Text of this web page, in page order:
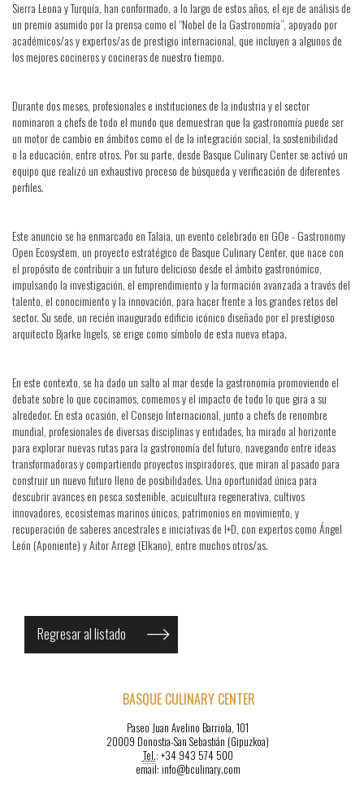
Sierra Leona y Turquía, han conformado, a lo largo de estos años, el eje de análisis de
un premio asumido por la prensa como el “Nobel de la Gastronomía”, apoyado por
académicos/as y expertos/as de prestigio internacional, que incluyen a algunos de
los mejores cocineros y cocineras de nuestro tiempo.
Durante dos meses, profesionales e instituciones de la industria y el sector
nominaron a chefs de todo el mundo que demuestran que la gastronomía puede ser
un motor de cambio en ámbitos como el de la integración social, la sostenibilidad
o la educación, entre otros. Por su parte, desde Basque Culinary Center se activó un
equipo que realizó un exhaustivo proceso de búsqueda y verificación de diferentes
perfiles.
Este anuncio se ha enmarcado en Talaia, un evento celebrado en GOe - Gastronomy
Open Ecosystem, un proyecto estratégico de Basque Culinary Center, que nace con
el propósito de contribuir a un futuro delicioso desde el ámbito gastronómico,
impulsando la investigación, el emprendimiento y la formación avanzada a través del
talento, el conocimiento y la innovación, para hacer frente a los grandes retos del
sector. Su sede, un recién inaugurado edificio icónico diseñado por el prestigioso
arquitecto Bjarke Ingels, se erige como símbolo de esta nueva etapa.
En este contexto, se ha dado un salto al mar desde la gastronomía promoviendo el
debate sobre lo que cocinamos, comemos y el impacto de todo lo que gira a su
alrededor. En esta ocasión, el Consejo Internacional, junto a chefs de renombre
mundial, profesionales de diversas disciplinas y entidades, ha mirado al horizonte
para explorar nuevas rutas para la gastronomía del futuro, navegando entre ideas
transformadoras y compartiendo proyectos inspiradores, que miran al pasado para
construir un nuevo futuro lleno de posibilidades. Una oportunidad única para
descubrir avances en pesca sostenible, acuicultura regenerativa, cultivos
innovadores, ecosistemas marinos únicos, patrimonios en movimiento, y
recuperación de saberes ancestrales e iniciativas de I+D, con expertos como Ángel
León (Aponiente) y Aitor Arregi (Elkano), entre muchos otros/as.
Regresar al listado
BASQUE CULINARY CENTER
Paseo Juan Avelino Barriola, 101
20009 Donostia-San Sebastián (Gipuzkoa)
Tel.: +34 943 574 500
email: info@bculinary.com